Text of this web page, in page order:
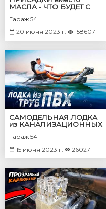
МАСЛА - ЧТО БУДЕТ С
Гараж 54
20 июня 2023 г.
158607
САМОДЕЛЬНАЯ ЛОДКА
из КАНАЛИЗАЦИОННЫХ
Гараж 54
15 июня 2023 г.
26027